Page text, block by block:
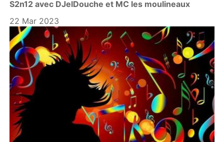
a
y
S2n12 avec DJelDouche et MC les moulineaux
22 Mar 2023